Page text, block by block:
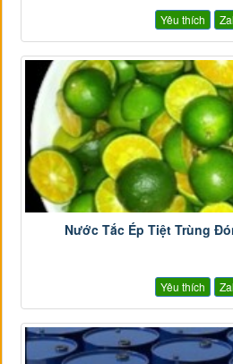
Yêu thích
Nước Tắc Ép Tiệt Trùng
Yêu thích